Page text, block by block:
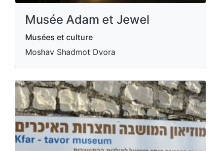
Musée Adam et Jewel
Musées et culture
Moshav Shadmot Dvora